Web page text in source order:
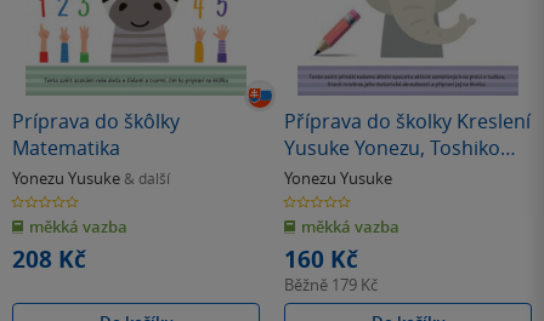
Príprava do škôlky
Matematika
Yonezu Yusuke & další
0.0
z
5
hvězdiček
měkká vazba
208 Kč
Příprava do školky Kreslení
Yusuke Yonezu, Toshiko
Karakaida, Yushiko
Murakami, Manabu Ohishi
Yonezu Yusuke
0.0
z
5
hvězdiček
měkká vazba
160 Kč
Běžně 179 Kč